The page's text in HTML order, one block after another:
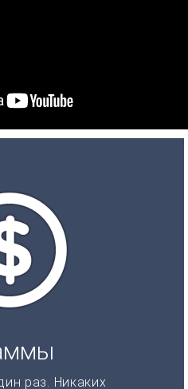
раз. Никаких